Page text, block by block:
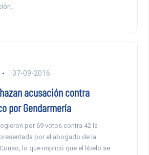
07-09-2016
acusación contra
por Gendarmería
por 69 votos contra 42 la
por el abogado de la
lo que implicó que el libelo se